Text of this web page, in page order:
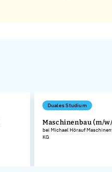
Duales Studium
Maschinenbau (m/
bei Michael Hörauf
KG